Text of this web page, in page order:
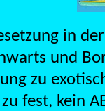
in
und
zu
fest, kein